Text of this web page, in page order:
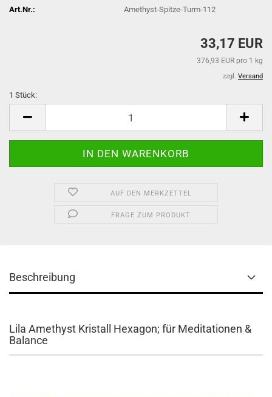
Art.Nr.: Amethyst-Spitze-Turm-112
33,17 EUR
376,93 EUR pro 1 kg
zzgl. Versand
1 Stück:
Stück
AUF DEN MERKZETTEL
FRAGE ZUM PRODUKT
Beschreibung
Lila Amethyst Kristall Hexagon; für Meditationen &
Balance